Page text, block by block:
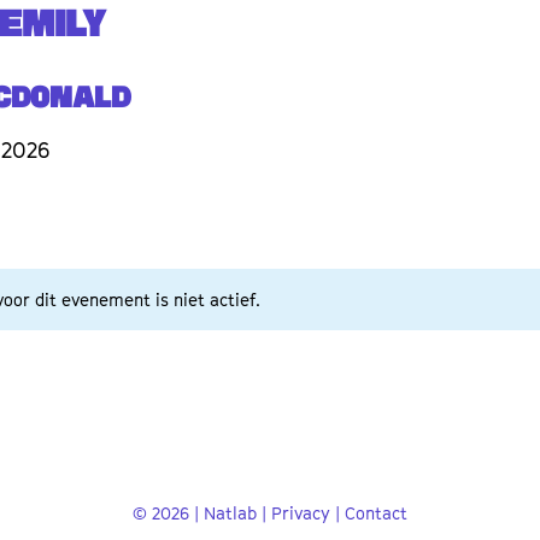
dit evenement is niet actief.
© 2026 | Natlab | Privacy | Contact